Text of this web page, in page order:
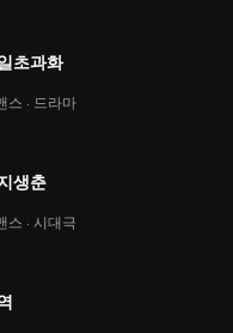
초과화
스 · 드라마
생춘
스 · 시대극